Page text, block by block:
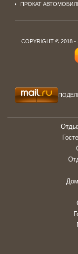
ПРОКАТ
COPYRIGHT ©